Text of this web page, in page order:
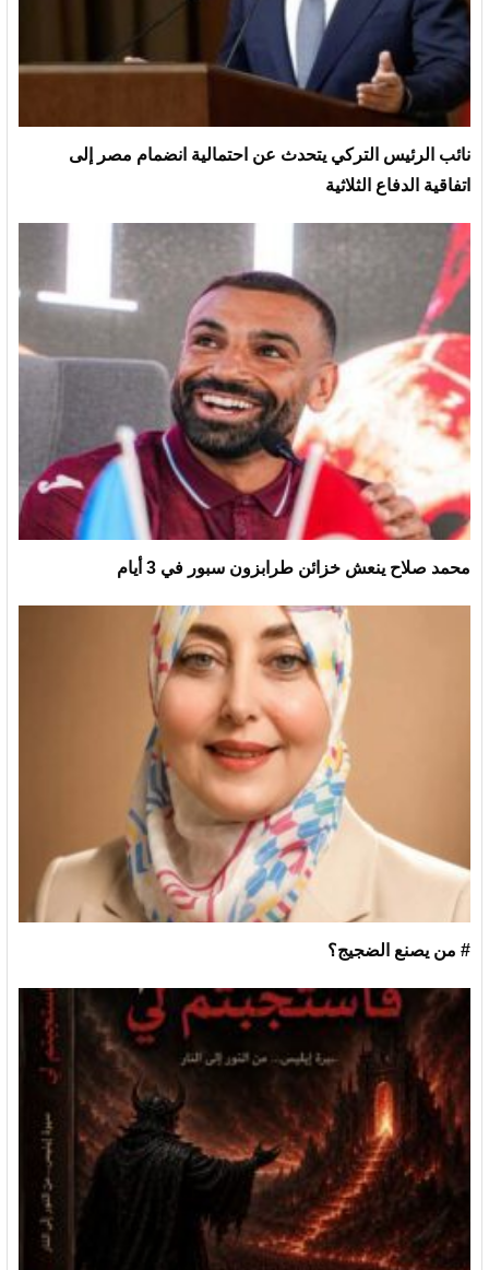
نائب الرئيس التركي يتحدث عن احتمالية انضمام مصر إلى
اتفاقية الدفاع الثلاثية
محمد صلاح ينعش خزائن طرابزون سبور في 3 أيام
# من يصنع الضجيج؟